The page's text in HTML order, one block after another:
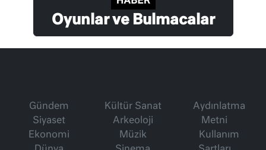
Oyunlar ve Bulmacalar
Gündem
Siyaset
Ekonomi
Kültür Sanat
Arkeoloji
Müzik
Aydınlatma
Metni
Kullanım